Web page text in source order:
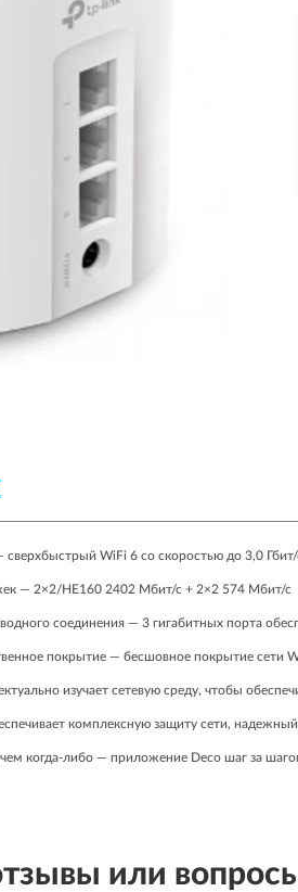
WiFi 6 со скоростью до 3,0
— 2×2/HE160 2402 Мбит/с + 2×2 574 Мбит/с
соединения — 3 гигабитных порта
покрытие — бесшовное покрытие сети
изучает сетевую среду, чтобы
комплексную защиту сети,
когда-либо — приложение Deco шаг за
или